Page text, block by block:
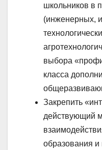
школьников в
(инженерных,
выбора
класса
Закрепить
действующий
образования и